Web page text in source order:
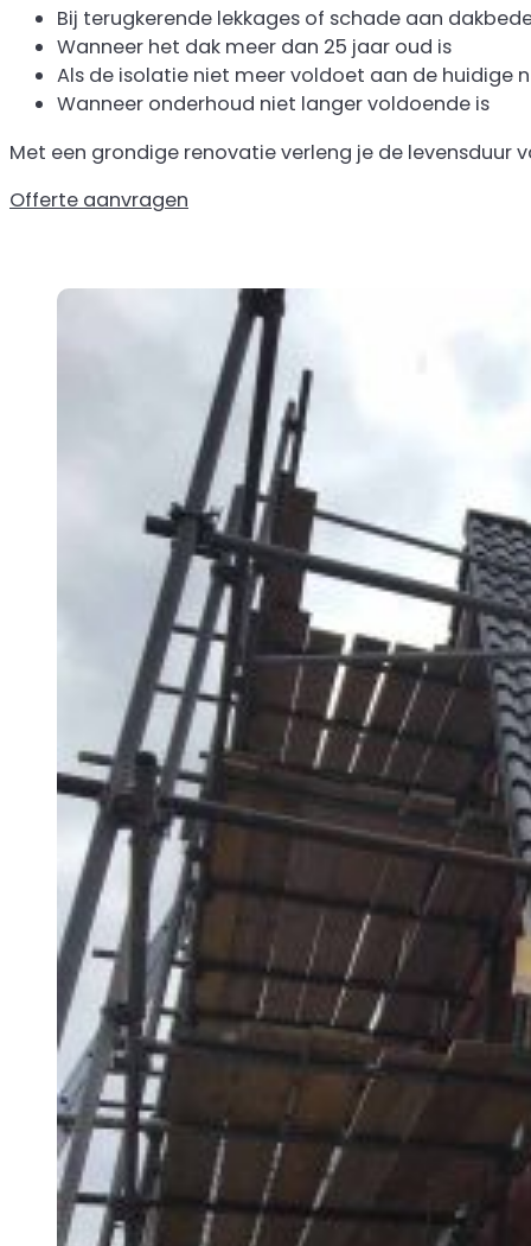
Bij terugkerende lekkages of schade aan
Wanneer het dak meer dan 25 jaar oud is
Als de isolatie niet meer voldoet aan de huidige
Wanneer onderhoud niet langer voldoende is
Met een grondige renovatie verleng je de levensduur
Offerte aanvragen